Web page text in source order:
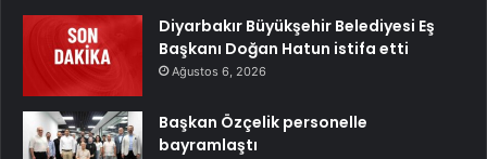
Diyarbakır Büyükşehir Belediyesi Eş
Başkanı Doğan Hatun istifa etti
Ağustos 6, 2026
Başkan Özçelik personelle
bayramlaştı